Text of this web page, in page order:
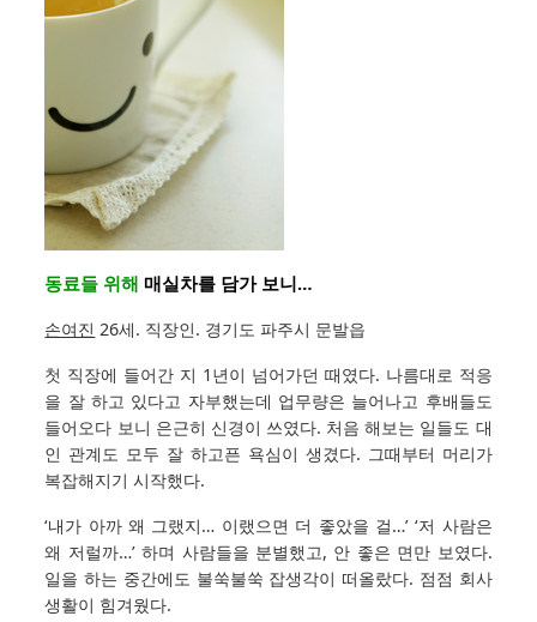
동료들 위해 매실차를 담가 보니…
손여진 26세. 직장인. 경기도 파주시 문발읍
첫 직장에 들어간 지 1년이 넘어가던 때였다. 나름대로 적응
을 잘 하고 있다고 자부했는데 업무량은 늘어나고 후배들도
들어오다 보니 은근히 신경이 쓰였다. 처음 해보는 일들도 대
인 관계도 모두 잘 하고픈 욕심이 생겼다. 그때부터 머리가
복잡해지기 시작했다.
‘내가 아까 왜 그랬지… 이랬으면 더 좋았을 걸…’ ‘저 사람은
왜 저럴까…’ 하며 사람들을 분별했고, 안 좋은 면만 보였다.
일을 하는 중간에도 불쑥불쑥 잡생각이 떠올랐다. 점점 회사
생활이 힘겨웠다.